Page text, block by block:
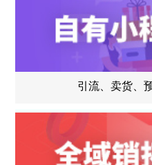
引流、卖货、